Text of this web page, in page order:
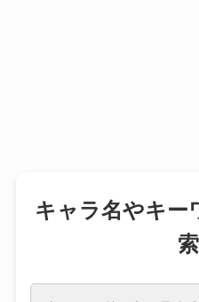
キャラ名やキー